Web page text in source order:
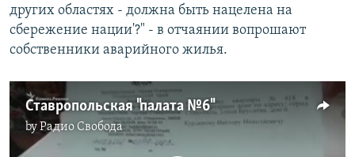
других областях - должна быть нацелена на
сбережение нации'?" - в отчаянии вопрошают
собственники аварийного жилья.
Ставропольская "палата №6"
byРадио Свобода